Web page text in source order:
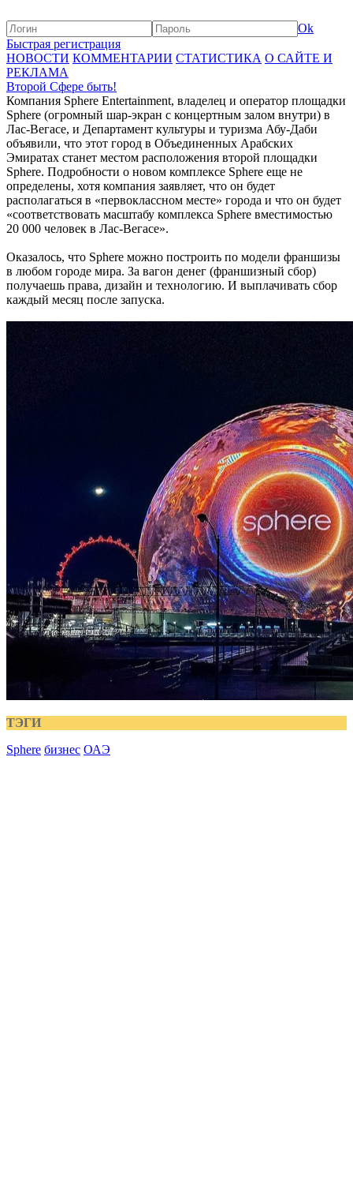
Ok
Быстрая регистрация
НОВОСТИ КОММЕНТАРИИ СТАТИСТИКА О САЙТЕ И
РЕКЛАМА
Второй Сфере быть!
Компания Sphere Entertainment, владелец и оператор площадки
Sphere (огромный шар-экран с концертным залом внутри) в
Лас-Вегасе, и Департамент культуры и туризма Абу-Даби
объявили, что этот город в Объединенных Арабских
Эмиратах станет местом расположения второй площадки
Sphere. Подробности о новом комплексе Sphere еще не
определены, хотя компания заявляет, что он будет
располагаться в «первоклассном месте» города и что он будет
«соответствовать масштабу комплекса Sphere вместимостью
20 000 человек в Лас-Вегасе».
Оказалось, что Sphere можно построить по модели франшизы
в любом городе мира. За вагон денег (франшизный сбор)
получаешь права, дизайн и технологию. И выплачивать сбор
каждый месяц после запуска.
ТЭГИ
Sphere бизнес ОАЭ